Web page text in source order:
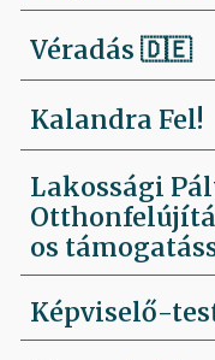
Véradás🇩🇪
Kalandra Fel!
Lakossági
os
Képviselő-